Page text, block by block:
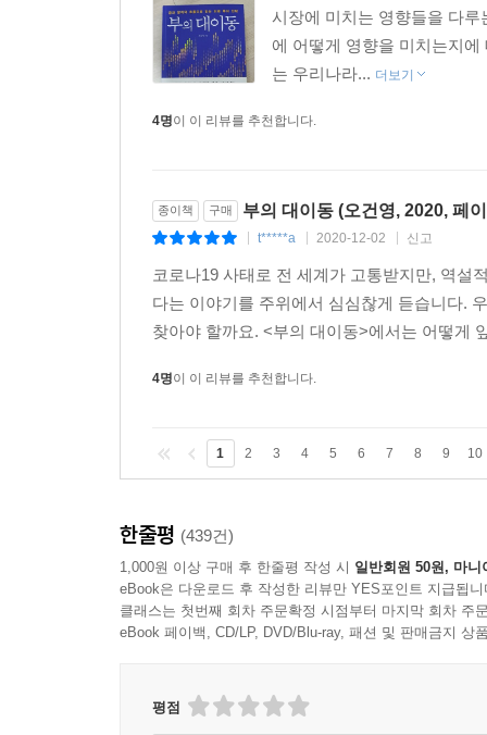
시장에 미치는 영향들을 다
에 어떻게 영향을 미치는지
는 우리나라... 더보기
4명이 이 리뷰를 추천합니다.
종이책 구매 부의 대이동 (오건영, 2020, 페
t*****a 2020-12-02 신고
코로나19 사태로 전 세계가 고통받지만, 역설
다는 이야기를 주위에서 심심찮게 듣습니다.
찾아야 할까요. <부의 대이동>에서는 어떻게
4명이 이 리뷰를 추천합니다.
1 2 3 4 5 6 7 8 9 10
한줄평 (439건)
1,000원 이상 구매 후 한줄평 작성 시 일반회원 50원, 마니
eBook은 다운로드 후 작성한 리뷰만 YES포인트 지급됩니
클래스는 첫번째 회차 주문확정 시점부터 마지막 회차 주
eBook 페이백, CD/LP, DVD/Blu-ray, 패션 및 판매금지 상
평점